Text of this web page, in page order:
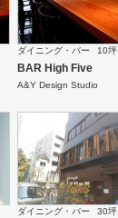
ダイニング・バー 10坪
BAR High Five
A&Y Design Studio
ダイニング・バー 30坪